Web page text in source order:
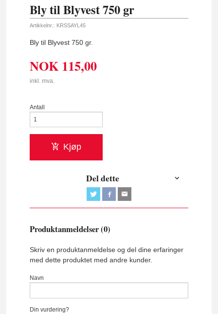
Bly til Blyvest 750 gr
Artikkelnr.: KRSSAYL45
Bly til Blyvest 750 gr.
NOK 115,00
inkl. mva.
Antall
Kjøp
Del dette
Produktanmeldelser (0)
Skriv en produktanmeldelse og del dine erfaringer
med dette produktet med andre kunder.
Navn
Din vurdering?